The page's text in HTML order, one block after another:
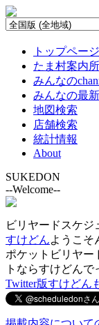
トップページ
たま村案内所
みんなの
みんなの最
地図検索
店舗検索
統計情報
About
SUKEDON
--Welcome--
ビリヤードスケジ
すけどんようこ
ポケットビリヤー
トならすけどんで
Twitter版すけどん